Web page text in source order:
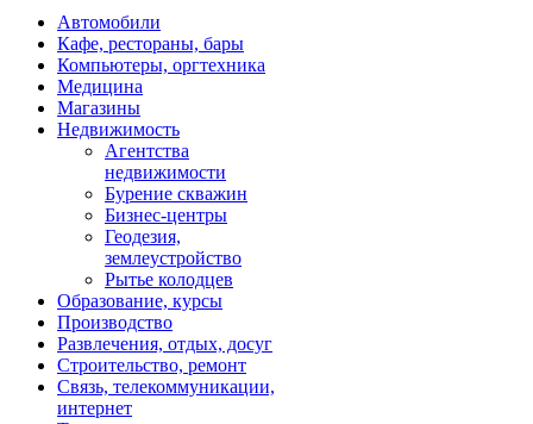
Автомобили
Кафе, рестораны, бары
Компьютеры, оргтехника
Медицина
Магазины
Недвижимость
Агентства
недвижимости
Бурение скважин
Бизнес-центры
Геодезия,
землеустройство
Рытье колодцев
Образование, курсы
Производство
Развлечения, отдых, досуг
Строительство, ремонт
Связь, телекоммуникации,
интернет